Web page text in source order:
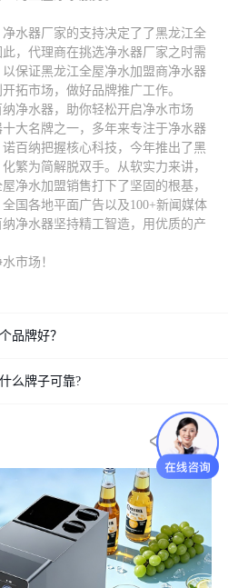
水器厂家的支持决定了了黑龙江全
，代理商在挑选净水器厂家之时需
保证黑龙江全屋净水加盟商净水器
拓市场，做好品牌推广工作。
净水器，助你轻松开启净水市场
大名牌之一，多年来专注于净水器
百纳把握核心科技，今年推出了黑
繁为简解脱双手。从软实力来讲，
净水加盟销售打下了坚固的根基，
国各地平面广告以及100+新闻媒体
净水器坚持精工智造，用优质的产
市场！
品牌好？
么牌子可靠?